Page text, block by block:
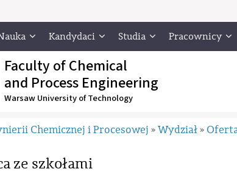
Kandydaci Studia Pracownicy
Faculty of Chemical
and Process Engineering
Warsaw University of Technology
Chemicznej i Procesowej » Wydział »
ze szkołami